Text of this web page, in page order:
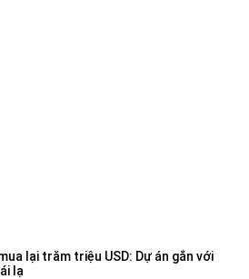
lại trăm triệu USD: Dự án gắn với
lạ